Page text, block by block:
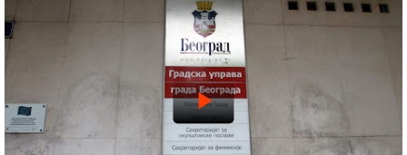
play_arrow